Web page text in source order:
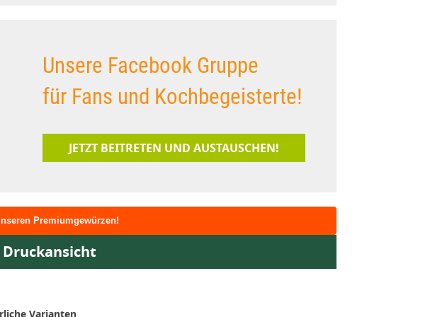
Unsere Facebook Gruppe
für Fans und Kochbegeisterte!
JETZT BEITRETEN UND AUSTAUSCHEN!
Premiumgewürzen!
Druckansicht
Varianten